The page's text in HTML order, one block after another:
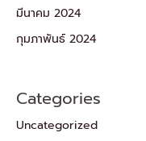
มีนาคม 2024
กุมภาพันธ์ 2024
Categories
Uncategorized